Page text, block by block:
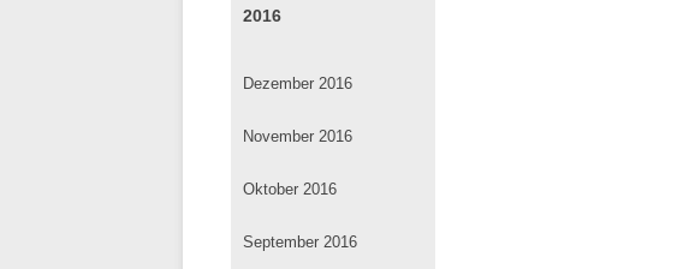
2016
Dezember 2016
November 2016
Oktober 2016
September 2016